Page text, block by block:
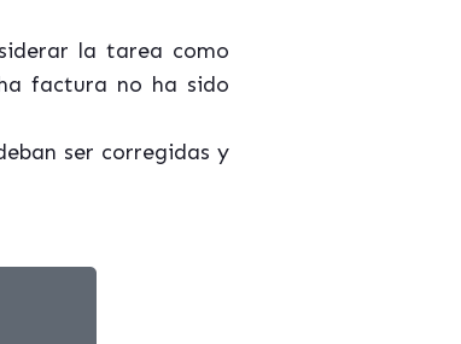
la tarea como
factura no ha sido
ser corregidas y